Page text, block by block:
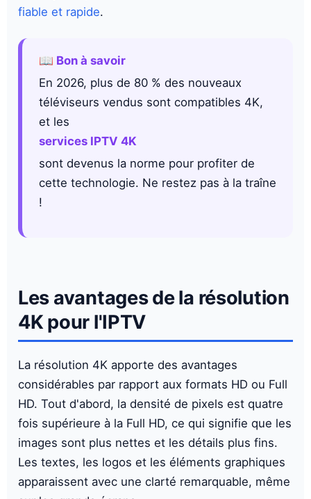
fiable et rapide.
📖 Bon à savoir
En 2026, plus de 80 % des nouveaux
téléviseurs vendus sont compatibles 4K,
et les
services IPTV 4K
sont devenus la norme pour profiter de
cette technologie. Ne restez pas à la traîne
!
Les avantages de la résolution
4K pour l'IPTV
La résolution 4K apporte des avantages
considérables par rapport aux formats HD ou Full
HD. Tout d'abord, la densité de pixels est quatre
fois supérieure à la Full HD, ce qui signifie que les
images sont plus nettes et les détails plus fins.
Les textes, les logos et les éléments graphiques
apparaissent avec une clarté remarquable, même